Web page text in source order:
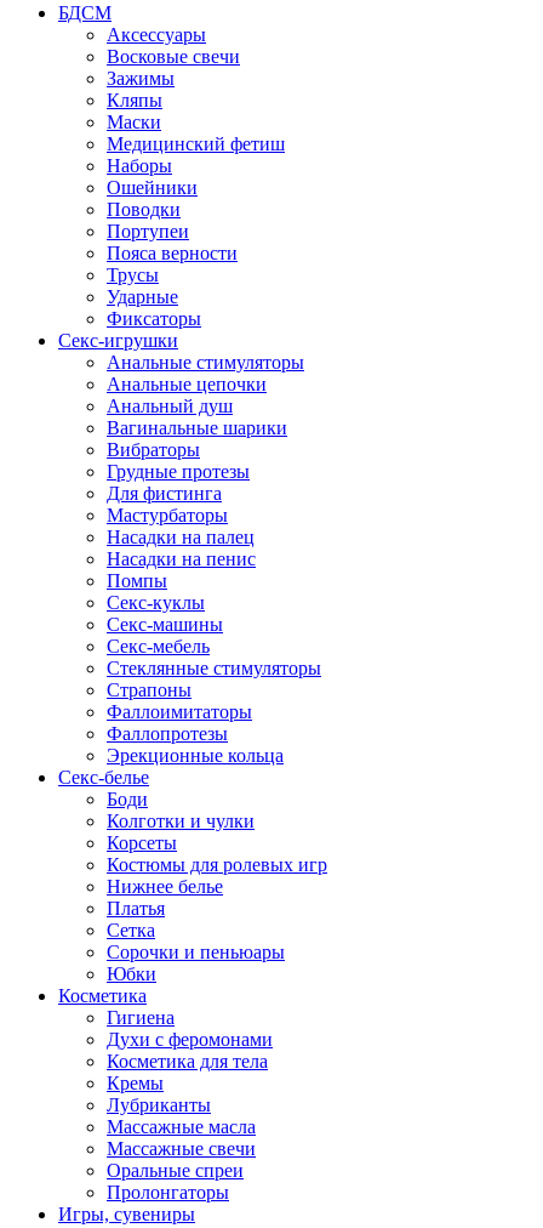
БДСМ
Аксессуары
Восковые свечи
Зажимы
Кляпы
Маски
Медицинский фетиш
Наборы
Ошейники
Поводки
Портупеи
Пояса верности
Трусы
Ударные
Фиксаторы
Секс-игрушки
Анальные стимуляторы
Анальные цепочки
Анальный душ
Вагинальные шарики
Вибраторы
Грудные протезы
Для фистинга
Мастурбаторы
Насадки на палец
Насадки на пенис
Помпы
Секс-куклы
Секс-машины
Секс-мебель
Стеклянные стимуляторы
Страпоны
Фаллоимитаторы
Фаллопротезы
Эрекционные кольца
Секс-белье
Боди
Колготки и чулки
Корсеты
Костюмы для ролевых игр
Нижнее белье
Платья
Сетка
Сорочки и пеньюары
Юбки
Косметика
Гигиена
Духи с феромонами
Косметика для тела
Кремы
Лубриканты
Массажные масла
Массажные свечи
Оральные спреи
Пролонгаторы
Игры, сувениры